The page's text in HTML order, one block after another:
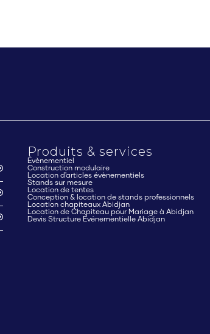
Produits & services
Évènementiel
Construction modulaire
Location d'articles évènementiels
Stands sur mesure
Location de tentes
Conception & location de stands professionnels
Location chapiteaux Abidjan
Location de Chapiteau pour Mariage à Abidjan
Devis Structure Événementielle Abidjan